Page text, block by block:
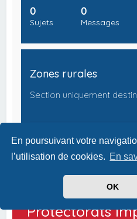
En poursuivant votre
l’utilisation de cookies. En
OK
0
Sujets
0
Messages
Zones rurales
Section uniquement
Sujets Messages
Protectorats